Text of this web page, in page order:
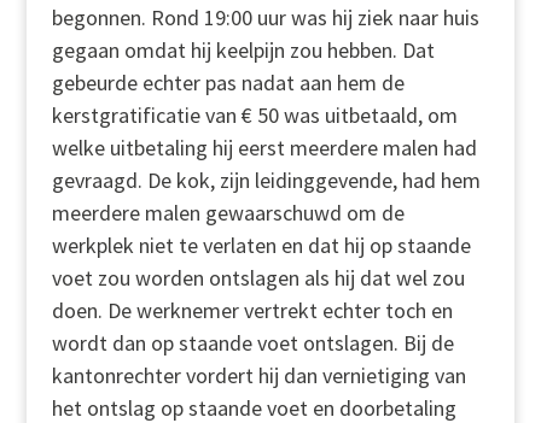
begonnen. Rond 19:00 uur was hij ziek naar huis
gegaan omdat hij keelpijn zou hebben. Dat
gebeurde echter pas nadat aan hem de
kerstgratificatie van € 50 was uitbetaald, om
welke uitbetaling hij eerst meerdere malen had
gevraagd. De kok, zijn leidinggevende, had hem
meerdere malen gewaarschuwd om de
werkplek niet te verlaten en dat hij op staande
voet zou worden ontslagen als hij dat wel zou
doen. De werknemer vertrekt echter toch en
wordt dan op staande voet ontslagen. Bij de
kantonrechter vordert hij dan vernietiging van
het ontslag op staande voet en doorbetaling